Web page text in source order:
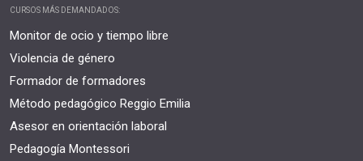
CURSOS MÁS DEMANDADOS:
Monitor de ocio y tiempo libre
Violencia de género
Formador de formadores
Método pedagógico Reggio Emilia
Asesor en orientación laboral
Pedagogía Montessori